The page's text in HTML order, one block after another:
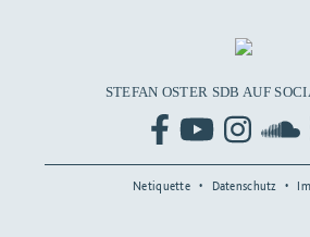
STEFAN OSTER SDB AUF
Netiquette Datenschutz